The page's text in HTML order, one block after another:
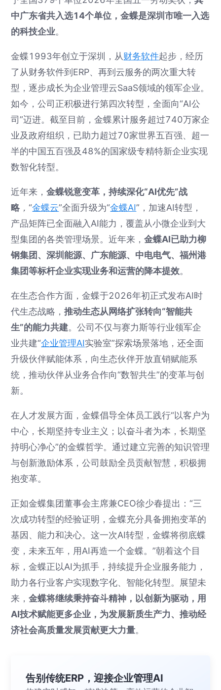
中广东省共入选14个单位，金蝶是深圳市唯一入选
的科技企业。
金蝶1993年创立于深圳，从财务软件起步，经历
了从财务软件到ERP、再到云服务的两次重大转
型，逐步成长为企业管理云SaaS领域的领军企业。
如今，公司正积极进行第四次转型，全面向“AI公
司”迈进。截至目前，金蝶累计服务超过740万家企
业及政府组织，已助力超过70家世界五百强、超一
半的中国五百强及48%的国家级专精特新企业实现
数智化转型。
近年来，金蝶锐意变革，持续深化“AI优先”战
略 ， “金蝶云”全面升级为“金蝶AI”，加速AI转型，
产品矩阵已全面融入AI能力，覆盖从小微企业到大
型集团的各类管理场景。近年来，金蝶AI已助力柳
钢集团、深圳能源、广东能源、中电电气、福州港
集团等标杆企业实现业务和运营的降本提效。
在生态合作方面，金蝶于2026年初正式发布AI时
代生态战略，推动生态从网络扩张转向“智能共
生”的能力共建。公司不仅与赛力斯等行业领军企
业共建“企业管理AI实验室”探索场景落地，还全面
升级伙伴赋能体系，向生态伙伴开放直销赋能系
统，推动伙伴从业务合作向“数智共生”的变革与创
新。
在人才发展方面，金蝶倡导全体员工践行“以客户为
中心，长期坚持专业主义；以奋斗者为本，长期坚
持明心净心”的金蝶哲学。通过建立完善的知识管理
与创新激励体系，公司鼓励全员贡献智慧，积极拥
抱变革。
正如金蝶集团董事会主席兼CEO徐少春提出：“三
次成功转型的经验证明，金蝶充分具备拥抱变革的
基因、能力和决心。这一次AI转型，金蝶将彻底蝶
变，未来五年，用AI再造一个金蝶。”朝着这个目
标，金蝶正以AI为抓手，持续提升企业服务能力，
助力各行业客户实现数字化、智能化转型。展望未
来，金蝶将继续秉持奋斗精神，以创新为驱动，用
AI技术赋能更多企业，为发展新质生产力、推动经
济社会高质量发展贡献更大力量。
告别传统ERP，迎接企业管理AI